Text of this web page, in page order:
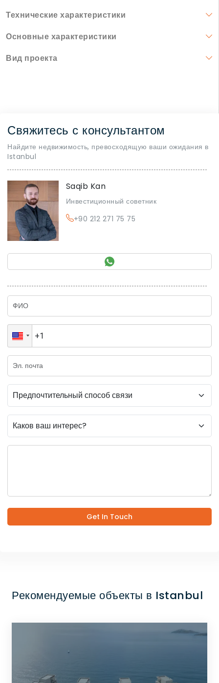
Технические характеристики
Основные характеристики
Вид проекта
Свяжитесь с консультантом
Найдите недвижимость, превосходящую ваши ожидания в
Istanbul
Saqib Kan
Инвестиционный советник
+90 212 271 75 75
Get In Touch
Рекомендуемые объекты в Istanbul